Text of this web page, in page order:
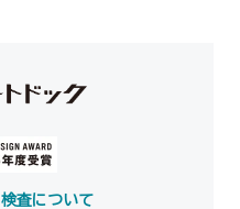
検査について